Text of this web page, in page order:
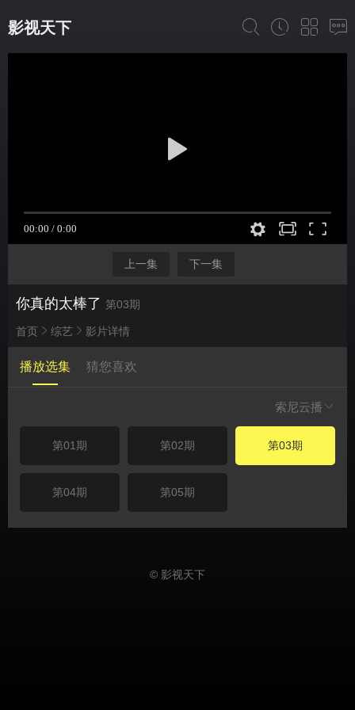
影视天下
上一集 下一集
你真的太棒了 第03期
首页 综艺 影片详情
播放选集 猜您喜欢
索尼云播
第01期 第02期 第03期
第04期 第05期
© 影视天下